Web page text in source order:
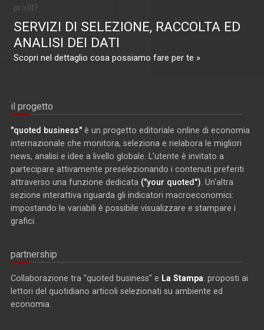
profit?
SERVIZI DI SELEZIONE, RACCOLTA ED
ANALISI DEI DATI
Scopri nel dettaglio cosa possiamo fare per te »
il progetto
"quoted business" è un progetto editoriale online di economia
internazionale che monitora, seleziona e rielabora le migliori
news, analisi e idee a livello globale. L'utente è invitato a
partecipare attivamente preselezionando i contenuti preferiti
attraverso una funzione dedicata ("your quoted") . Un'altra
sezione interattiva riguarda gli indicatori macroeconomici:
impostando le variabili è possibile visualizzare e stampare i
grafici.
partnership
Collaborazione tra "quoted business" e La Stampa: proposti ai
lettori del quotidiano articoli selezionati su ambiente ed
economia.